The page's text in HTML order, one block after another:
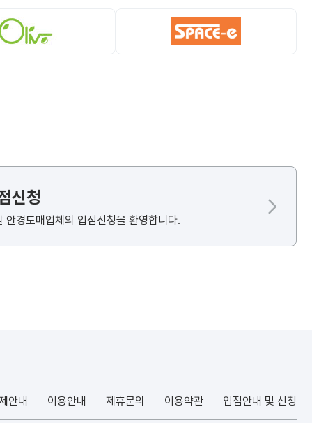
신청
안경도매업체의 입점신청을 환영합니다.
안내 이용안내 제휴문의 이용약관 입점안내 및 신청